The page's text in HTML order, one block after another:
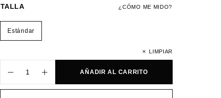
¿CÓMO ME MIDO?
TALLA
Estándar
LIMPIAR
AÑADIR AL CARRITO